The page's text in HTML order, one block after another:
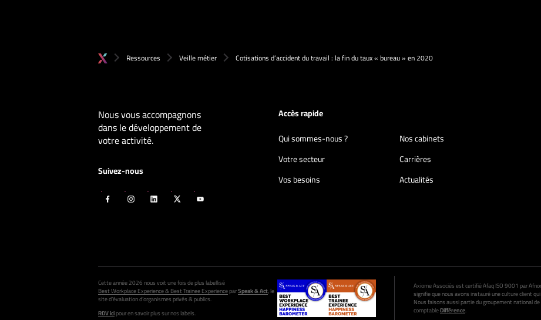
Ressources Veille métier Cotisations d’accident du travail : la fin du taux « bureau » en 2020
Nous vous accompagnons
dans le développement de
votre activité.
Suivez-nous
Accès rapide
Qui sommes-nous ?
Nos cabinets
Votre secteur
Carrières
Vos besoins
Actualités
Cette année 2026 nous voit une fois de plus labellisé
Best Workplace Experience & Best Trainee ExperienceparSpeak & Act, le
site d’évaluation d’organismes privés & publics.
RDV icipour en savoir plus sur nos labels.
Axiome Associés est certifié Afaq ISO 9001 par
signifie que nous avons instauré une culture client
Nous faisons aussi partie du groupement national
comptableDifférence.